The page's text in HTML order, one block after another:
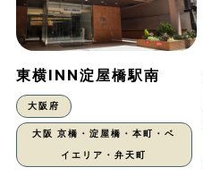
東横INN淀屋橋駅南
大阪府
大阪 京橋・淀屋橋・本町・ベ
イエリア・弁天町